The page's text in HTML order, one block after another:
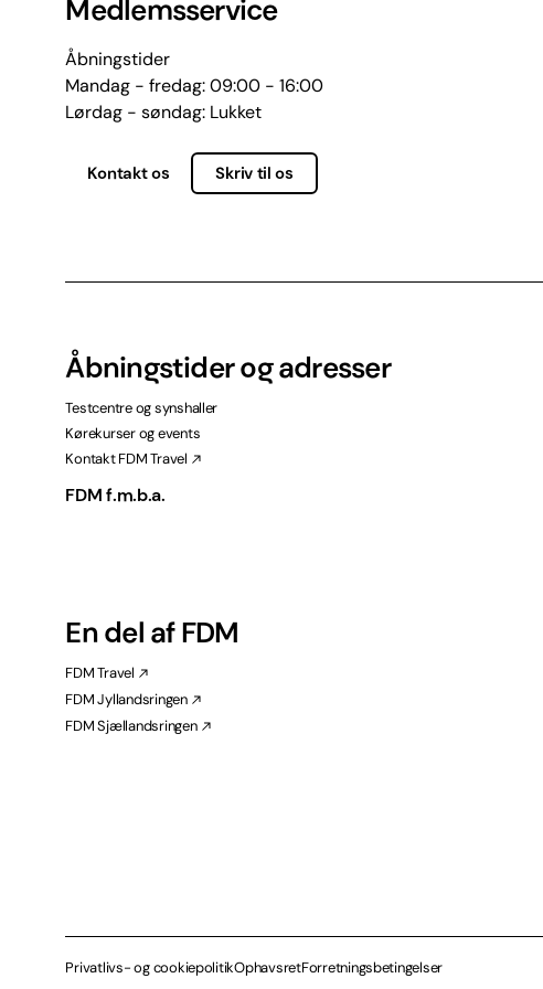
Medlemsservice
Åbningstider
Mandag - fredag: 09:00 - 16:00
Lørdag - søndag: Lukket
Kontakt os Skriv til os
Åbningstider og adresser
Testcentre og synshaller
Kørekurser og events
Kontakt FDM Travel
FDM f.m.b.a.
En del af FDM
FDM Travel
FDM Jyllandsringen
FDM Sjællandsringen
Privatlivs- og cookiepolitikOphavsretForretningsbetingelser